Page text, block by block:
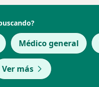
Médico general
Ver más